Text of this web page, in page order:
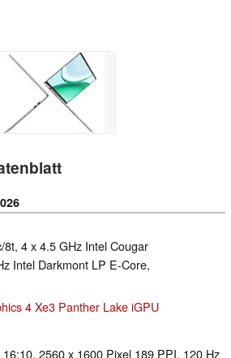
8t, 4 x 4.5 GHz Intel Cougar
Intel Darkmont LP E-Core,
4 Xe3 Panther Lake iGPU
16:10, 2560 x 1600 Pixel 189 PPI, 120 Hz